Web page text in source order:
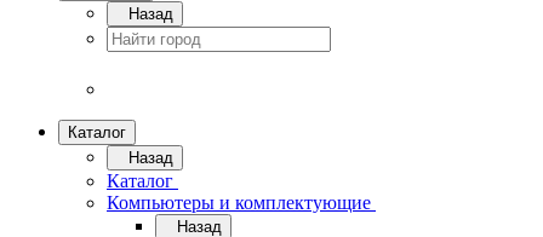
Назад
Каталог
Назад
Каталог
Компьютеры и комплектующие
Назад